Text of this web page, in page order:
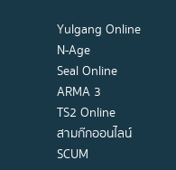
Yulgang Online
N-Age
Seal Online
ARMA 3
TS2 Online
สามก๊กออนไลน์
SCUM